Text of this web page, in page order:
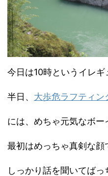
今日は10時というイレ
半日、 大歩危ラフティン
には、めちゃ元気なボ
最初はめっちゃ真剣な顔
しっかり話を聞いてば